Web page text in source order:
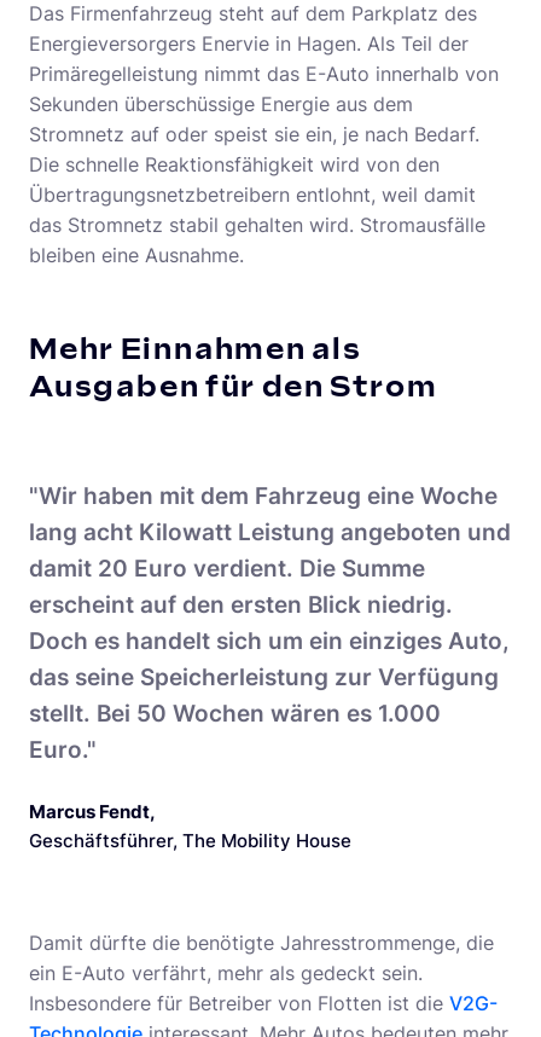
Das Firmenfahrzeug steht auf dem Parkplatz des
Energieversorgers Enervie in Hagen. Als Teil der
Primäregelleistung nimmt das E-Auto innerhalb von
Sekunden überschüssige Energie aus dem
Stromnetz auf oder speist sie ein, je nach Bedarf.
Die schnelle Reaktionsfähigkeit wird von den
Übertragungsnetzbetreibern entlohnt, weil damit
das Stromnetz stabil gehalten wird. Stromausfälle
bleiben eine Ausnahme.
Mehr Einnahmen als
Ausgaben für den Strom
"Wir haben mit dem Fahrzeug eine Woche
lang acht Kilowatt Leistung angeboten und
damit 20 Euro verdient. Die Summe
erscheint auf den ersten Blick niedrig.
Doch es handelt sich um ein einziges Auto,
das seine Speicherleistung zur Verfügung
stellt. Bei 50 Wochen wären es 1.000
Euro."
Marcus Fendt,
Geschäftsführer, The Mobility House
Damit dürfte die benötigte Jahresstrommenge, die
ein E-Auto verfährt, mehr als gedeckt sein.
Insbesondere für Betreiber von Flotten ist die V2G-